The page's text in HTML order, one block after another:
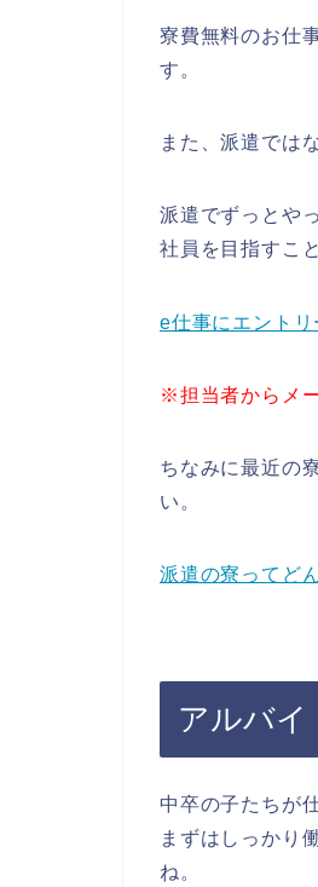
寮費無料のお仕
す。
また、派遣では
派遣でずっとや
社員を目指すこ
e仕事にエント
※担当者からメ
ちなみに最近の
い。
派遣の寮ってど
アルバイ
中卒の子たちが
まずはしっかり
ね。